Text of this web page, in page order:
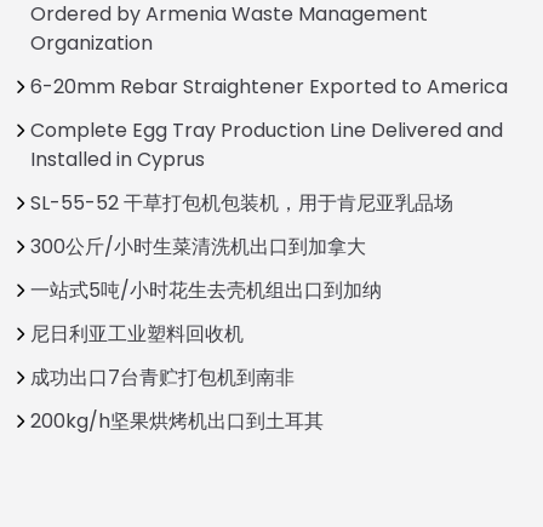
Ordered by Armenia Waste Management
Organization
6-20mm Rebar Straightener Exported to America
Complete Egg Tray Production Line Delivered and
Installed in Cyprus
SL-55-52 干草打包机包装机，用于肯尼亚乳品场
300公斤/小时生菜清洗机出口到加拿大
一站式5吨/小时花生去壳机组出口到加纳
尼日利亚工业塑料回收机
成功出口7台青贮打包机到南非
200kg/h坚果烘烤机出口到土耳其